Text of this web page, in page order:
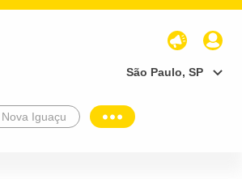
São Paulo, SP
Nova Iguaçu